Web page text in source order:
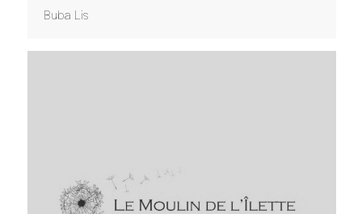
Buba Lis